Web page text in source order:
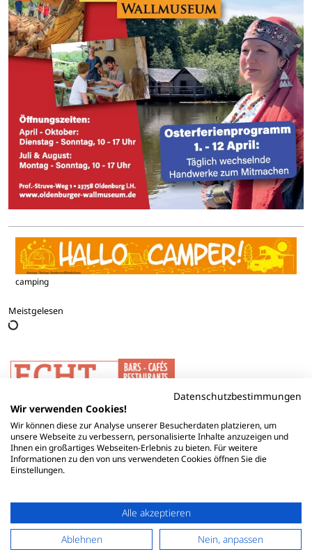
camping
Meistgelesen
Datenschutzbestimmungen
Wir verwenden Cookies!
Wir können diese zur Analyse unserer Besucherdaten platzieren, um
unsere Webseite zu verbessern, personalisierte Inhalte anzuzeigen und
Ihnen ein großartiges Webseiten-Erlebnis zu bieten. Für weitere
Informationen zu den von uns verwendeten Cookies öffnen Sie die
Einstellungen.
Alle akzeptieren
Ablehnen
Nein, anpassen